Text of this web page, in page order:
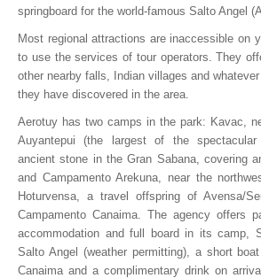
springboard for the world-famous Salto Angel
Most regional attractions are inaccessible on
to use the services of tour operators. They
other nearby falls, Indian villages and
they have discovered in the area.
Aerotuy has two camps in the park: Kavac,
Auyantepui (the largest of the
ancient stone in the Gran Sabana, covering
and Campamento Arekuna, near the
Hoturvensa, a travel offspring of Avensa/
Campamento Canaima. The agency offers
accommodation and full board in its camp,
Salto Angel (weather permitting), a short
Canaima and a complimentary drink on